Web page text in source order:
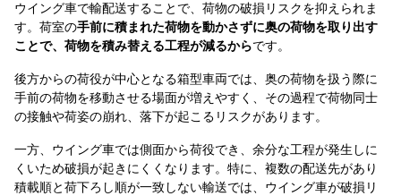
ウイング車で輸配送することで、荷物の破損リスクを抑えられま
す。荷室の手前に積まれた荷物を動かさずに奥の荷物を取り出す
ことで、荷物を積み替える工程が減るからです。
後方からの荷役が中心となる箱型車両では、奥の荷物を扱う際に
手前の荷物を移動させる場面が増えやすく、その過程で荷物同士
の接触や荷姿の崩れ、落下が起こるリスクがあります。
一方、ウイング車では側面から荷役でき、余分な工程が発生しに
くいため破損が起きにくくなります。特に、複数の配送先があり
積載順と荷下ろし順が一致しない輸送では、ウイング車が破損リ